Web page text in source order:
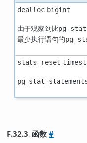
dealloc bigint
由于观察到比
最少执行语句的
stats_reset
pg_stat_statements
F.32.3. 函数#